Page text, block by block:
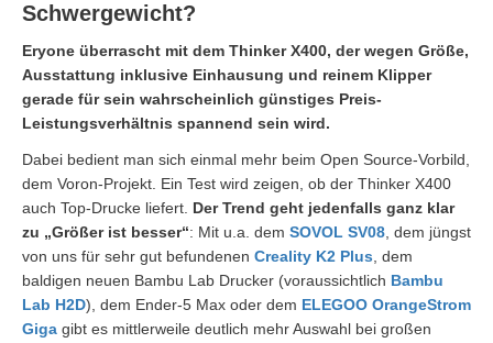
Schwergewicht?
Eryone überrascht mit dem Thinker X400, der wegen Größe,
Ausstattung inklusive Einhausung und reinem Klipper
gerade für sein wahrscheinlich günstiges Preis-
Leistungsverhältnis spannend sein wird.
Dabei bedient man sich einmal mehr beim Open Source-Vorbild,
dem Voron-Projekt. Ein Test wird zeigen, ob der Thinker X400
auch Top-Drucke liefert. Der Trend geht jedenfalls ganz klar
zu „Größer ist besser“: Mit u.a. dem SOVOL SV08, dem jüngst
von uns für sehr gut befundenen Creality K2 Plus, dem
baldigen neuen Bambu Lab Drucker (voraussichtlich Bambu
Lab H2D), dem Ender-5 Max oder dem ELEGOO OrangeStrom
Giga gibt es mittlerweile deutlich mehr Auswahl bei großen